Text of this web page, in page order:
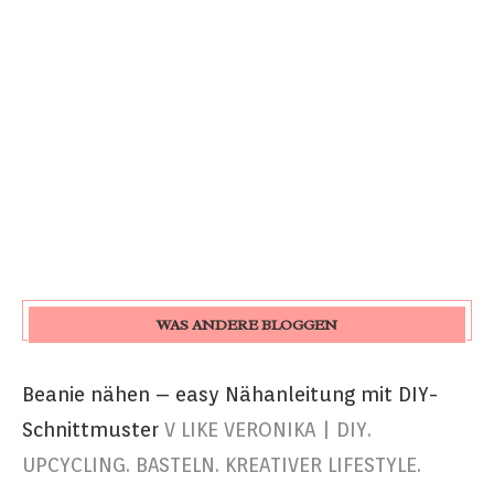
WAS ANDERE BLOGGEN
Beanie nähen – easy Nähanleitung mit DIY-
Schnittmuster V LIKE VERONIKA | DIY.
UPCYCLING. BASTELN. KREATIVER LIFESTYLE.